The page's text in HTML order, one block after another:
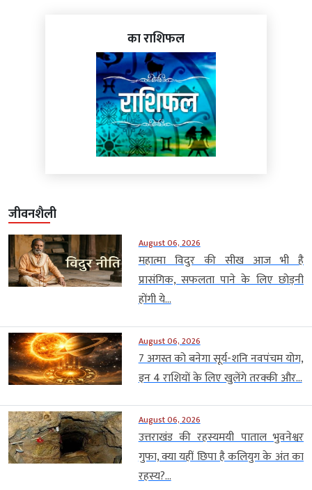
का राशिफल
जीवनशैली
August 06, 2026
महात्मा विदुर की सीख आज भी है
प्रासंगिक, सफलता पाने के लिए छोड़नी
होंगी ये...
August 06, 2026
7 अगस्त को बनेगा सूर्य-शनि नवपंचम योग,
इन 4 राशियों के लिए खुलेंगे तरक्की और...
August 06, 2026
उत्तराखंड की रहस्यमयी पाताल भुवनेश्वर
गुफा, क्या यहीं छिपा है कलियुग के अंत का
रहस्य?...